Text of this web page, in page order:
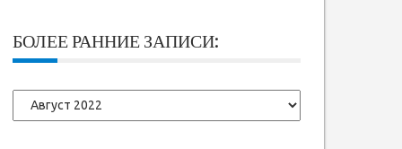
БОЛЕЕ РАННИЕ ЗАПИСИ:
Более
ранние